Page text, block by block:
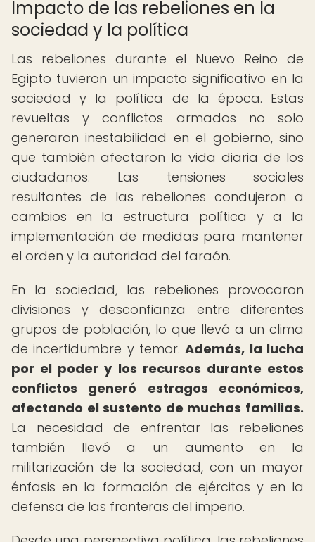
Impacto de las rebeliones en la
sociedad y la política
Las rebeliones durante el Nuevo Reino de
Egipto tuvieron un impacto significativo en la
sociedad y la política de la época. Estas
revueltas y conflictos armados no solo
generaron inestabilidad en el gobierno, sino
que también afectaron la vida diaria de los
ciudadanos. Las tensiones sociales
resultantes de las rebeliones condujeron a
cambios en la estructura política y a la
implementación de medidas para mantener
el orden y la autoridad del faraón.
En la sociedad, las rebeliones provocaron
divisiones y desconfianza entre diferentes
grupos de población, lo que llevó a un clima
de incertidumbre y temor.Además, la lucha
por el poder y los recursos durante estos
conflictos generó estragos económicos,
afectando el sustento de muchas familias.
La necesidad de enfrentar las rebeliones
también llevó a un aumento en la
militarización de la sociedad, con un mayor
énfasis en la formación de ejércitos y en la
defensa de las fronteras del imperio.